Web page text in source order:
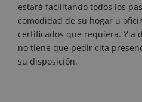
estará facilitando todos los
comodidad de su hogar u
certificados que requiera. Y a
no tiene que pedir cita
su disposición.